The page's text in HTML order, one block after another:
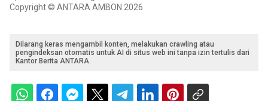
Copyright © ANTARA AMBON 2026
Dilarang keras mengambil konten, melakukan crawling atau
pengindeksan otomatis untuk AI di situs web ini tanpa izin tertulis dari
Kantor Berita ANTARA.